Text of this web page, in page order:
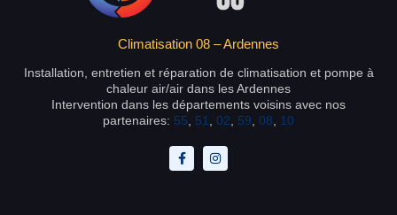
Climatisation 08 – Ardennes
Installation, entretien et réparation de climatisation et pompe à
chaleur air/air dans les Ardennes
Intervention dans les départements voisins avec nos
partenaires: 55 51 02 59 08 10